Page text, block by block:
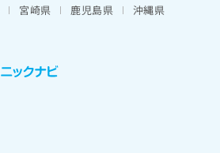
宮崎県 鹿児島県 沖縄県